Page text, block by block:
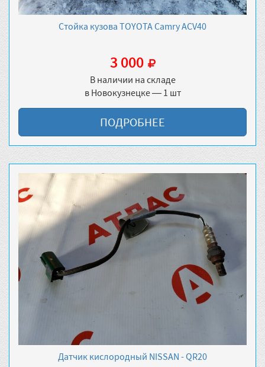
Стойка кузова TOYOTA Camry ACV40
3 000
В наличии на складе
в Новокузнецке — 1 шт
ПОДРОБНЕЕ
Датчик кислородный NISSAN - QR20